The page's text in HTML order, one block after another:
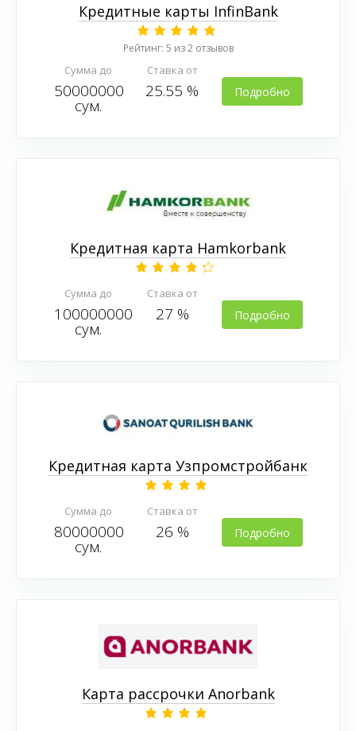
Кредитные карты InfinBank
Рейтинг: 5 из 2 отзывов
Сумма до
50000000
сум.
Ставка от
25.55 % Подробно
Кредитная карта Hamkorbank
Сумма до
100000000
сум.
Ставка от
27 % Подробно
Кредитная карта Узпромстройбанк
Сумма до
80000000
сум.
Ставка от
26 % Подробно
Карта рассрочки Anorbank